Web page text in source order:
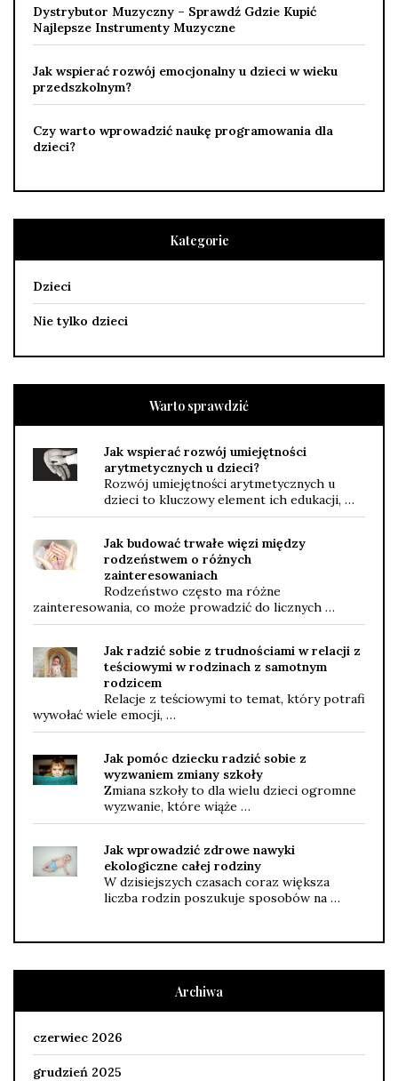
Dystrybutor Muzyczny – Sprawdź Gdzie Kupić
Najlepsze Instrumenty Muzyczne
Jak wspierać rozwój emocjonalny u dzieci w wieku
przedszkolnym?
Czy warto wprowadzić naukę programowania dla
dzieci?
Kategorie
Dzieci
Nie tylko dzieci
Warto sprawdzić
Jak wspierać rozwój umiejętności
arytmetycznych u dzieci?
Rozwój umiejętności arytmetycznych u
dzieci to kluczowy element ich edukacji, …
Jak budować trwałe więzi między
rodzeństwem o różnych
zainteresowaniach
Rodzeństwo często ma różne
zainteresowania, co może prowadzić do licznych …
Jak radzić sobie z trudnościami w relacji z
teściowymi w rodzinach z samotnym
rodzicem
Relacje z teściowymi to temat, który potrafi
wywołać wiele emocji, …
Jak pomóc dziecku radzić sobie z
wyzwaniem zmiany szkoły
Zmiana szkoły to dla wielu dzieci ogromne
wyzwanie, które wiąże …
Jak wprowadzić zdrowe nawyki
ekologiczne całej rodziny
W dzisiejszych czasach coraz większa
liczba rodzin poszukuje sposobów na …
Archiwa
czerwiec 2026
grudzień 2025